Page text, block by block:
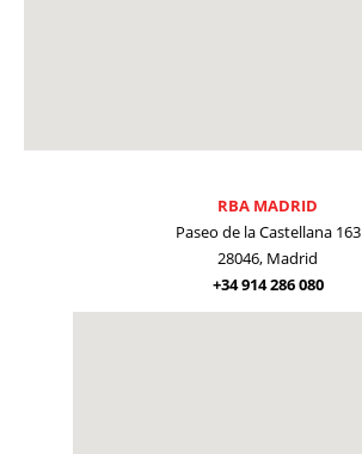
RBA MADRID
Paseo de la Castellana 163
28046, Madrid
+34 914 286 080